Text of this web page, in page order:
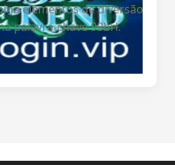
elementos de diversão
palavra-chave 99brl.